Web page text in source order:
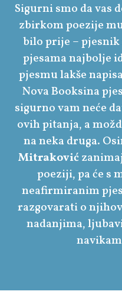
Sigurni smo da vas
zbirkom poezije
bilo prije –
pjesama najbolje
pjesmu lakše
Nova Booksina
sigurno vam neće
ovih pitanja, a
na neka druga.
Mitraković
poeziji, pa će s
neafirmiranim
razgovarati o
nadanjima,